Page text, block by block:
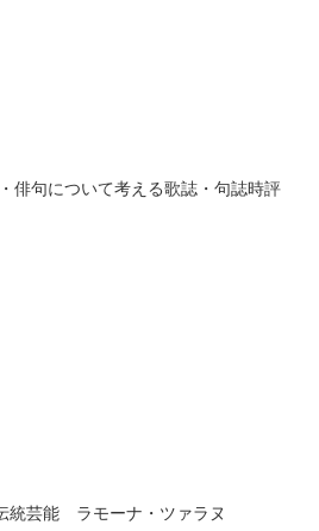
俳句について考える歌誌・句誌時評
統芸能 ラモーナ・ツァラヌ